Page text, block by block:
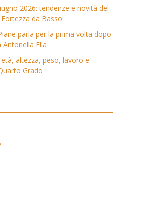
2026: tendenze e novità del
da Basso
parla per la prima volta dopo
Antonella Elia
altezza, peso, lavoro e
Grado